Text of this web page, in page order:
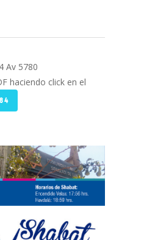
Av 5780
haciendo click en el